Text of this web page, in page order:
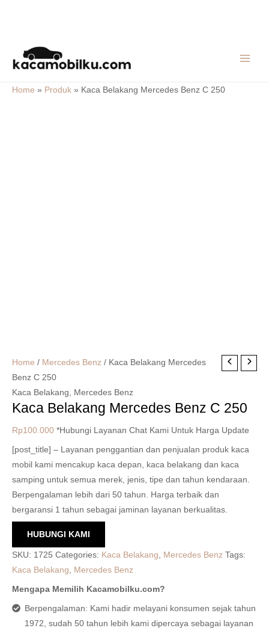
content
Home » Produk » Kaca Belakang Mercedes Benz C 250
Home / Mercedes Benz / Kaca Belakang Mercedes
Benz C 250
Kaca Belakang, Mercedes Benz
Kaca Belakang Mercedes Benz C 250
Rp100.000 *Hubungi Layanan Chat Kami Untuk Harga Update
[post_title] – Layanan penggantian dan penjualan produk kaca
mobil kami mencakup kaca depan, kaca belakang dan kaca
samping untuk semua merek, jenis, tipe dan tahun kendaraan.
Berpengalaman lebih dari 50 tahun. Harga terbaik dan
bergaransi 1 tahun sebagai jaminan layanan berkualitas.
HUBUNGI KAMI
SKU: 1725 Categories: Kaca Belakang, Mercedes Benz Tags:
Kaca Belakang, Mercedes Benz
Mengapa Memilih Kacamobilku.com?
Berpengalaman: Kami hadir melayani konsumen sejak tahun
1972, sudah 50 tahun lebih kami dipercaya sebagai layanan